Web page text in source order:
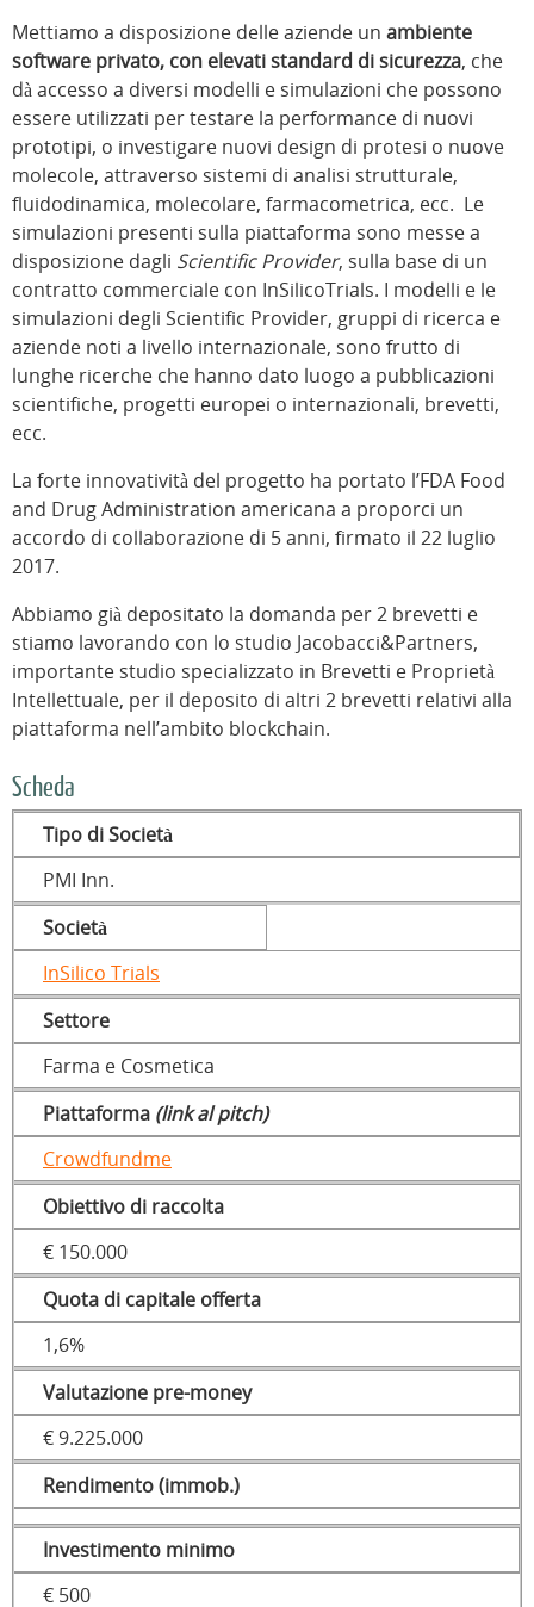
Mettiamo a disposizione delle aziende un ambiente
software privato, con elevati standard di sicurezza, che
dà accesso a diversi modelli e simulazioni che possono
essere utilizzati per testare la performance di nuovi
prototipi, o investigare nuovi design di protesi o nuove
molecole, attraverso sistemi di analisi strutturale,
fluidodinamica, molecolare, farmacometrica, ecc. Le
simulazioni presenti sulla piattaforma sono messe a
disposizione dagli Scientific Provider, sulla base di un
contratto commerciale con InSilicoTrials. I modelli e le
simulazioni degli Scientific Provider, gruppi di ricerca e
aziende noti a livello internazionale, sono frutto di
lunghe ricerche che hanno dato luogo a pubblicazioni
scientifiche, progetti europei o internazionali, brevetti,
ecc.
La forte innovatività del progetto ha portato l’FDA Food
and Drug Administration americana a proporci un
accordo di collaborazione di 5 anni, firmato il 22 luglio
2017.
Abbiamo già depositato la domanda per 2 brevetti e
stiamo lavorando con lo studio Jacobacci&Partners,
importante studio specializzato in Brevetti e Proprietà
Intellettuale, per il deposito di altri 2 brevetti relativi alla
piattaforma nell’ambito blockchain.
Scheda
Tipo di Società
PMI Inn.
Società
InSilico Trials
Settore
Farma e Cosmetica
Piattaforma (link al pitch)
Crowdfundme
Obiettivo di raccolta
€ 150.000
Quota di capitale offerta
1,6%
Valutazione pre-money
€ 9.225.000
Rendimento (immob.)
Investimento minimo
€ 500